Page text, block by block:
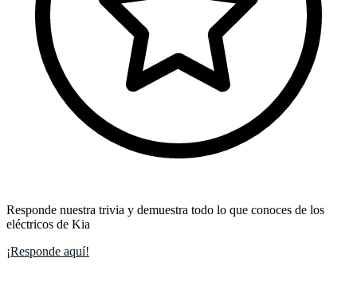
Responde nuestra trivia y demuestra todo lo que conoces de los
eléctricos de Kia
¡Responde aquí!